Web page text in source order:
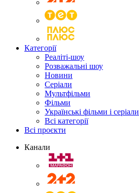
Категорії
Реаліті-шоу
Розважальні шоу
Новини
Серіали
Мультфільми
Фільми
Українські фільми і серіали
Всі категорії
Всі проєкти
Канали